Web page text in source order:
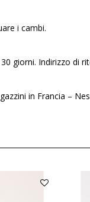
i cambi.
giorni. Indirizzo di
in Francia –